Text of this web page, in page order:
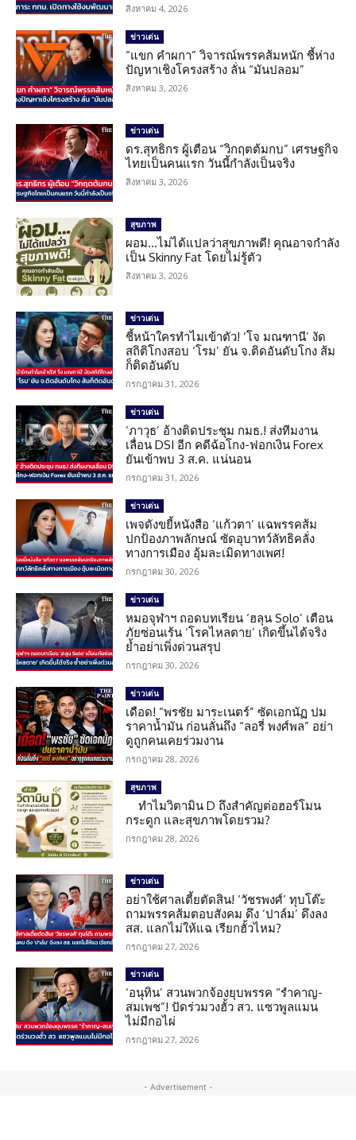
สิงหาคม 4, 2026
ข่าวเด่น
“แขก คำผกา” วิจารณ์พรรคส้มหนัก ชี้ห่าง
ปัญหาเชิงโครงสร้าง ลั่น “มันปลอม”
สิงหาคม 3, 2026
ข่าวเด่น
ดร.สุทธิกร ผู้เตือน “วิกฤตต้มกบ” เศรษฐกิจ
ไทยเป็นคนแรก วันนี้กำลังเป็นจริง
สิงหาคม 3, 2026
สุขภาพ
ผอม…ไม่ได้แปลว่าสุขภาพดี! คุณอาจกำลัง
เป็น Skinny Fat โดยไม่รู้ตัว
สิงหาคม 3, 2026
ข่าวเด่น
ชี้หน้าใครทำไมเข้าตัว! ‘โจ มณฑานี’ งัด
สถิติโกงสอบ ‘โรม’ ยัน จ.ติดอันดับโกง ส้ม
ก็ติดอันดับ
กรกฎาคม 31, 2026
ข่าวเด่น
‘ภาวุธ’ อ้างติดประชุม กมธ.! ส่งทีมงาน
เลื่อน DSI อีก คดีฉ้อโกง-ฟอกเงิน Forex
ยันเข้าพบ 3 ส.ค. แน่นอน
กรกฎาคม 31, 2026
ข่าวเด่น
เพจดังขยี้หนังสือ ‘แก้วตา’ แฉพรรคส้ม
ปกป้องภาพลักษณ์ ซัดอุบาทว์ลัทธิคลั่ง
ทางการเมือง อุ้มละเมิดทางเพศ!
กรกฎาคม 30, 2026
ข่าวเด่น
หมอจุฬาฯ ถอดบทเรียน ‘ฮลุน Solo’ เตือน
ภัยซ่อนเร้น ‘โรคไหลตาย’ เกิดขึ้นได้จริง
ย้ำอย่าเพิ่งด่วนสรุป
กรกฎาคม 30, 2026
ข่าวเด่น
เดือด! “พรชัย มาระเนตร์” ซัดเอกนัฏ ปม
ราคาน้ำมัน ก่อนลั่นถึง “ลอรี่ พงศ์พล” อย่า
ดูถูกคนเคยร่วมงาน
กรกฎาคม 28, 2026
สุขภาพ
ทำไมวิตามิน D ถึงสำคัญต่อฮอร์โมน
กระดูก และสุขภาพโดยรวม?
กรกฎาคม 28, 2026
ข่าวเด่น
อย่าใช้ศาลเตี้ยตัดสิน! ‘วัชรพงศ์’ ทุบโต๊ะ
ถามพรรคส้มตอบสังคม ดึง ‘ปาล์ม’ ดึงลง
สส. แลกไม่ให้แฉ เรียกฮั้วไหม?
กรกฎาคม 27, 2026
ข่าวเด่น
‘อนุทิน’ สวนพวกจ้องยุบพรรค “รำคาญ-
สมเพช”! ปัดร่วมวงฮั้ว สว. แซวพูลแมน
ไม่มีกอไผ่
กรกฎาคม 27, 2026
- Advertisement -